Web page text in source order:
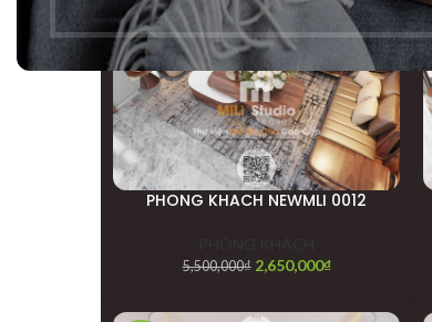
-52%
PHONG KHACH NEWMLI 0012
5,500,000₫ 2,650,000₫